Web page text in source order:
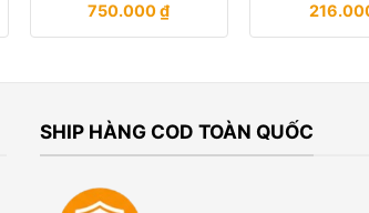
750.000₫
SHIP HÀNG COD TOÀN QUỐC